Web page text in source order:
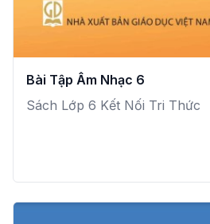
Bài Tập Âm Nhạc 6
Sách Lớp 6 Kết Nối Tri Thức